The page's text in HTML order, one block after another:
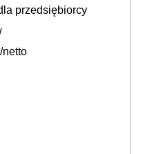
przedsiębiorcy
netto